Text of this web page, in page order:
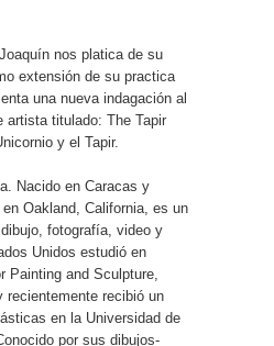
nos platica de su
extensión de su practica
una nueva indagación al
artista titulado: The Tapir
y el Tapir.
Nacido en Caracas y
Oakland, California, es un
fotografía, video y
Unidos estudió en
Painting and Sculpture,
recientemente recibió un
en la Universidad de
por sus dibujos-